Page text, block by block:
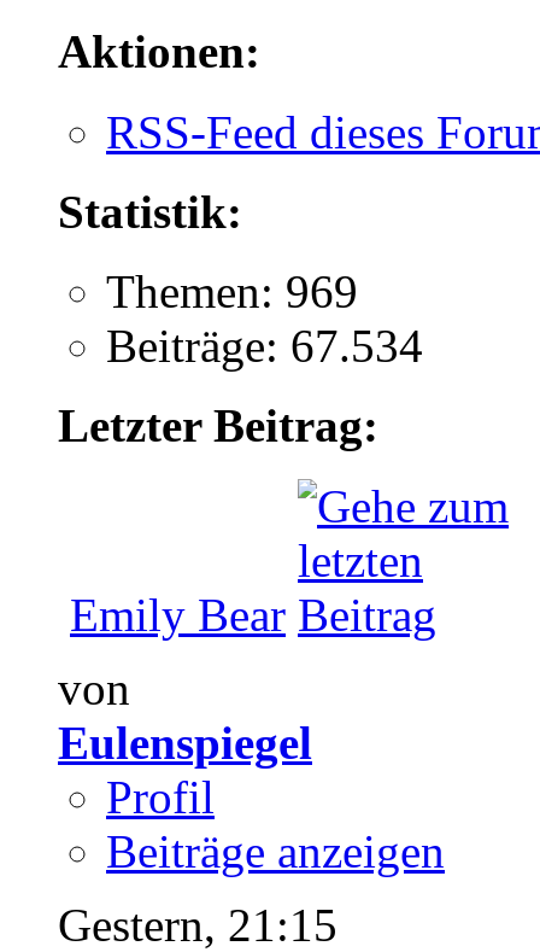
Aktionen:
RSS-Feed dieses
Statistik:
Themen: 969
Beiträge: 67.534
Letzter Beitrag:
Emily Bear
von
Eulenspiegel
Profil
Beiträge anzeigen
Gestern, 21:15